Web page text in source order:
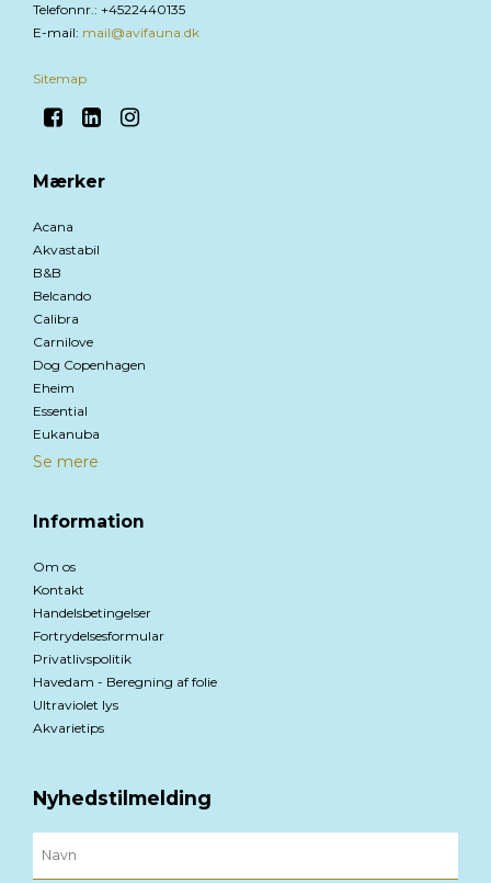
Telefonnr.: +4522440135
E-mail: mail@avifauna.dk
Sitemap
Mærker
Acana
Akvastabil
B&B
Belcando
Calibra
Carnilove
Dog Copenhagen
Eheim
Essential
Eukanuba
Se mere
Information
Om os
Kontakt
Handelsbetingelser
Fortrydelsesformular
Privatlivspolitik
Havedam - Beregning af folie
Ultraviolet lys
Akvarietips
Nyhedstilmelding